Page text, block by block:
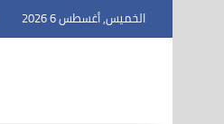
الخميس, أغسطس 6 2026